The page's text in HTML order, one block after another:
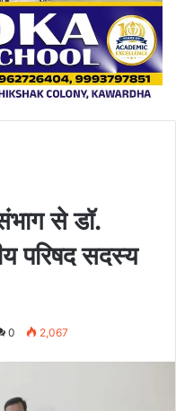
से डॉ.
परिषद सदस्य
0 2,067